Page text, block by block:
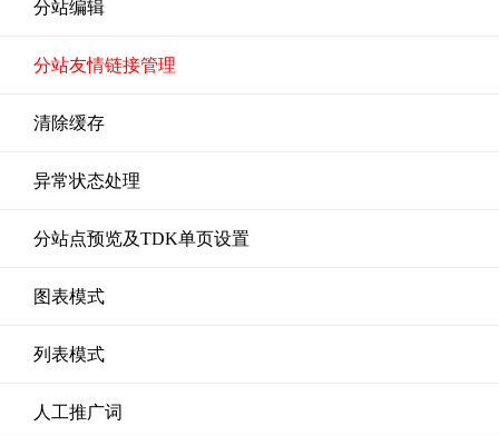
分站编辑
分站友情链接管理
清除缓存
异常状态处理
分站点预览及TDK单页设置
图表模式
列表模式
人工推广词